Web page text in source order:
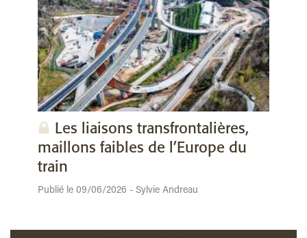
Les liaisons transfrontalières,
maillons faibles de l’Europe du
train
Publié le 09/06/2026 - Sylvie Andreau